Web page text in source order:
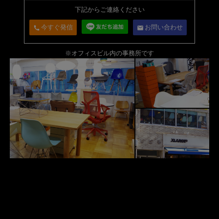
下記からご連絡ください
call 今すぐ発信 email お問い合わせ
※オフィスビル内の事務所です